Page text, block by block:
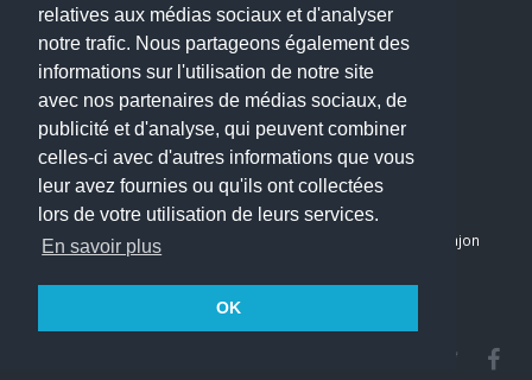
relatives aux médias sociaux et d'analyser
notre trafic. Nous partageons également des
informations sur l'utilisation de notre site
avec nos partenaires de médias sociaux, de
publicité et d'analyse, qui peuvent combiner
celles-ci avec d'autres informations que vous
leur avez fournies ou qu'ils ont collectées
lors de votre utilisation de leurs services.
En savoir plus
OK
Copyright © 2026 . All Rights Reserved.
choisirunmedecin@gmail.com
Nous contacter
Accueil
Blog
Mon compte
Dernier avis : PASCAL DELCAMPE, Chirurgien maxillo-faciale à Arpajon